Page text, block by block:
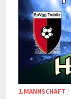
1.MANNSCHAFT /